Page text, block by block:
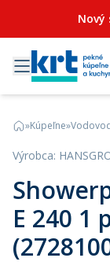
Nový
»Kúpeľne»
Výrobca:
E 240 1